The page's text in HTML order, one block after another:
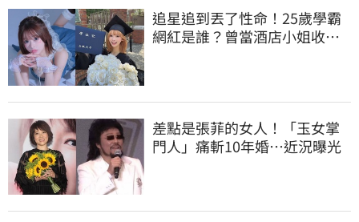
追星追到丟了性命！25歲學霸
網紅是誰？曾當酒店小姐收入
差點是張菲的女人！「玉女掌
門人」痛斬10年婚…近況曝光